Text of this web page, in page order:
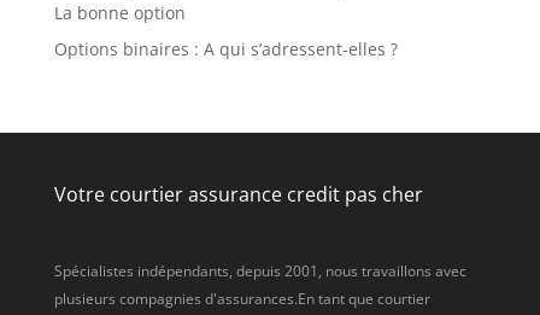
La bonne option
Options binaires : A qui s’adressent-elles ?
Votre courtier assurance credit pas cher
Spécialistes indépendants, depuis 2001, nous travaillons avec
plusieurs compagnies d'assurances.En tant que courtier